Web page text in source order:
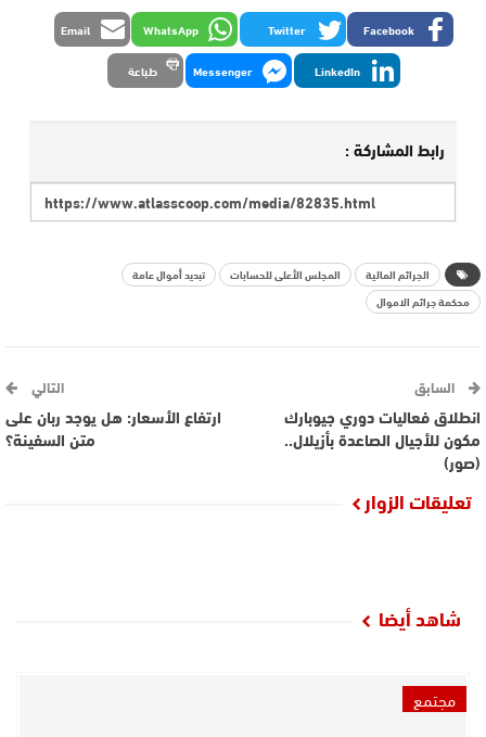
Facebook
Twitter
WhatsApp
Email
LinkedIn
Messenger طباعة
رابط المشاركة :
الجرائم المالية المجلس الأعلى للحسابات
تبدید أموال عامة
محكمة جرائم الاموال
السابق
انطلاق فعاليات دوري جيوبارك
مكون للأجيال الصاعدة بأزيلال..
(صور)
التالي
ارتفاع الأسعار: هل يوجد ربان على
متن السفينة؟
تعليقات الزوار
شاهد أيضا
مجتمع